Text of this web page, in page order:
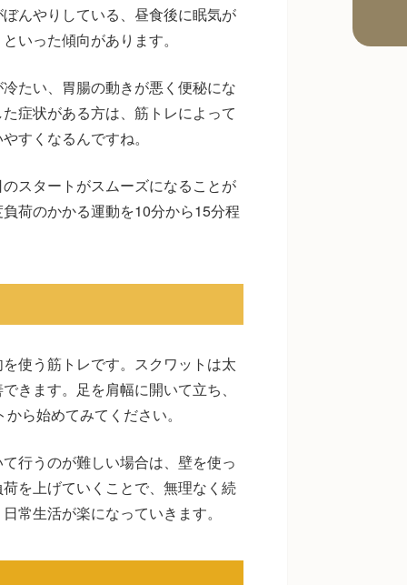
んやりしている、昼食後に眠気が
いった傾向があります。
たい、胃腸の動きが悪く便秘にな
症状がある方は、筋トレによって
すくなるんですね。
スタートがスムーズになることが
荷のかかる運動を10分から15分程
使う筋トレです。スクワットは太
きます。足を肩幅に開いて立ち、
ら始めてみてください。
行うのが難しい場合は、壁を使っ
を上げていくことで、無理なく続
常生活が楽になっていきます。